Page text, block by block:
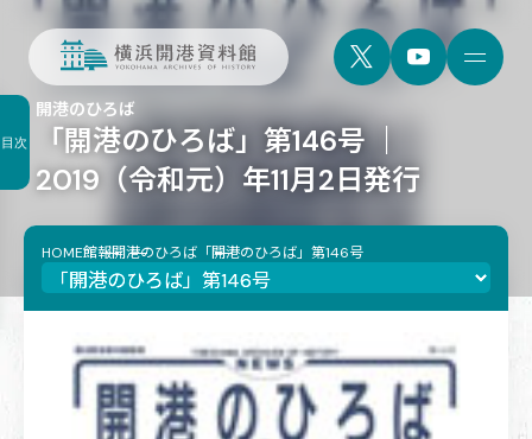
「開港のひろば」第146号 ｜
2019（令和元）年11月2日発行
開港のひろば
HOME館報開港のひろば 「開港のひろば」第146号
目次